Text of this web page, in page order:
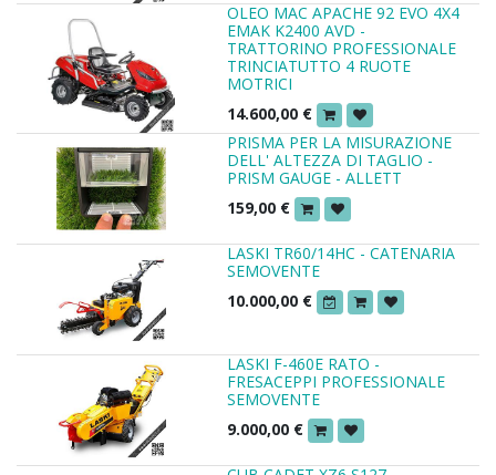
OLEO MAC APACHE 92 EVO 4X4
EMAK K2400 AVD -
TRATTORINO PROFESSIONALE
TRINCIATUTTO 4 RUOTE
MOTRICI
14.600,00 €
PRISMA PER LA MISURAZIONE
DELL' ALTEZZA DI TAGLIO -
PRISM GAUGE - ALLETT
159,00 €
LASKI TR60/14HC - CATENARIA
SEMOVENTE
10.000,00 €
LASKI F-460E RATO -
FRESACEPPI PROFESSIONALE
SEMOVENTE
9.000,00 €